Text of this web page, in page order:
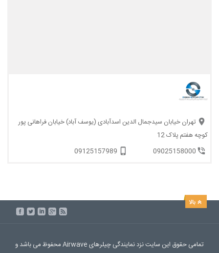
تهران خیابان سیدجمال الدین اسدآبادی (یوسف آباد) خیابان فراهانی پور
کوچه هفتم پلاک 12
09025158000
09125157989
تمامی حقوق این سایت نزد نمایندگی چیلرهای Airwave محفوظ می باشد و